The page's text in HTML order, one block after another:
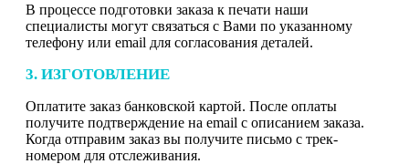
В процессе подготовки заказа к печати наши
специалисты могут связаться с Вами по указанному
телефону или email для согласования деталей.
3. ИЗГОТОВЛЕНИЕ
Оплатите заказ банковской картой. После оплаты
получите подтверждение на email с описанием заказа.
Когда отправим заказ вы получите письмо с трек-
номером для отслеживания.